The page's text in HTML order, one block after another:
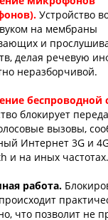
Устройство
на мембраны
и
делая речевую
неразборчивой.
беспроводной
блокирует
вызовы,
Интернет 3G и
и на иных частотах.
работа.
что позволит не